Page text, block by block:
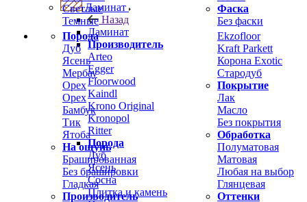
Светлые
Темные
Фаска
Без фаски
Порода
Дуб
Ясень
Мербау
Орех
Орех
Бамбук
Тик
Ятоба
На ощупь
Брашированная
Без брашировки
Гладкая
Производитель
Ekzofloor
Kraft Parkett
Корона Exotic
Стародуб
Покрытие
Лак
Масло
Без покрытия
Обработка
Полуматовая
Матовая
Любая на выбор
Глянцевая
Оттенки
Ламинат
Назад
Ламинат
Производитель
Arteo
Egger
Floorwood
Kaindl
Krono Original
Kronopol
Ritter
Порода
Дуб
Ясень
Сосна
Плитка и камень